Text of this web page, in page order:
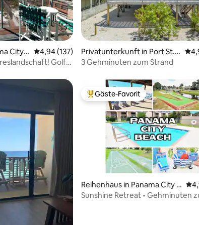
von 5, 182 Bewertungen
City B Durchschnittliche Bewertung: 4,94 von 5, 137
4,94 (137)
Golf
Privatunterkunft in Port St. J
oe
3 Gehminuten zum Strand
Beliebter Gäste-Favorit.
Gäste-Favorit
Reihenhaus in Panama City B
each
Sunshine Retreat • Gehminuten